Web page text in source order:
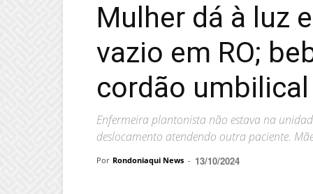
Mulher dá à luz
vazio em RO;
cordão
Enfermeira plantonista não estava na
deslocamento atendendo outra paciente.
Por Rondoniaqui News - 13/10/2024